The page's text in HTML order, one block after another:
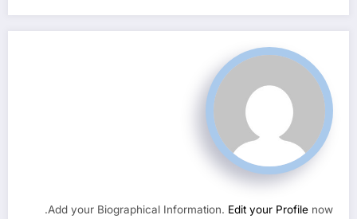
Add your Biographical Information. Edit your Profile now.